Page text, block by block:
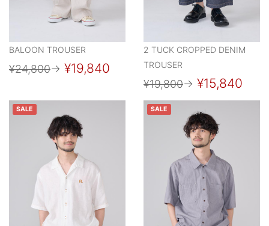
BALOON TROUSER
¥24,800→ ¥19,840
2 TUCK CROPPED DENIM
TROUSER
¥19,800→ ¥15,840
SALE SALE